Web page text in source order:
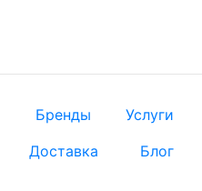
Бренды
Услуги
Доставка
Блог